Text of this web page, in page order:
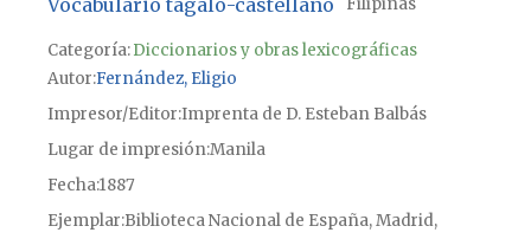
Vocabulario tagalo-castellano Filipinas
Categoría:Diccionarios y obras lexicográficas
Autor Fernández, Eligio
Impresor/Editor Imprenta de D. Esteban Balbás
Lugar de impresiónManila
Fecha1887
Ejemplar Biblioteca Nacional de España, Madrid,